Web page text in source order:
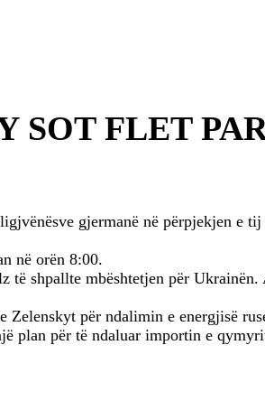
SOT FLET
gjermanë në përpjekjen
në orën 8:00.
shpallte mbështetjen për
Zelenskyt për ndalimin e energjisë
plan për të ndaluar importin e